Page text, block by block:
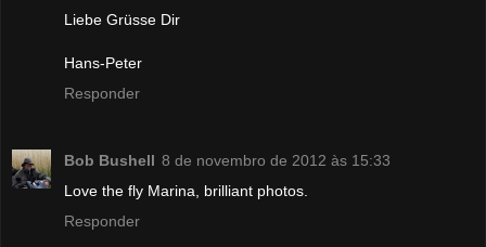
Liebe Grüsse Dir
Hans-Peter
Responder
Bob Bushell 8 de novembro de 2012 às 15:33
Love the fly Marina, brilliant photos.
Responder